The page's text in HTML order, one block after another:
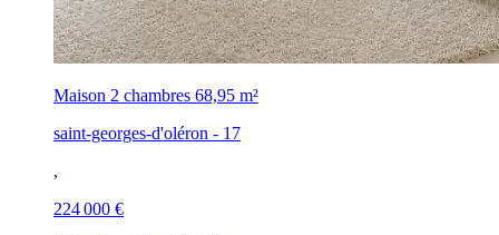
Maison 2 chambres 68,95 m²
saint-georges-d'oléron - 17
,
224 000 €